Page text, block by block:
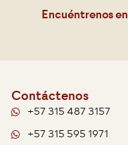
Encuéntrenos en
Contáctenos
+57 315 487 3157
+57 315 595 1971